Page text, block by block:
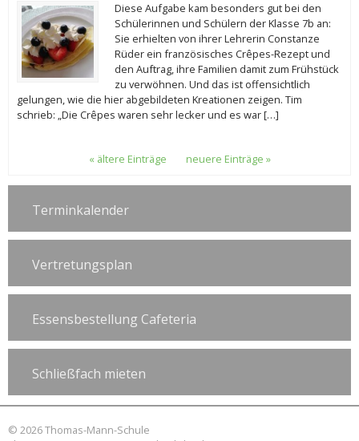
Diese Aufgabe kam besonders gut bei den
Schülerinnen und Schülern der Klasse 7b an:
Sie erhielten von ihrer Lehrerin Constanze
Rüder ein französisches Crêpes-Rezept und
den Auftrag, ihre Familien damit zum Frühstück
zu verwöhnen. Und das ist offensichtlich
gelungen, wie die hier abgebildeten Kreationen zeigen. Tim
schrieb: „Die Crêpes waren sehr lecker und es war […]
« ältere Einträge neuere Einträge »
Terminkalender
Vertretungsplan
Essensbestellung Cafeteria
Schließfach mieten
© 2026 Thomas-Mann-Schule